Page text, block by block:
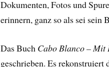
Dokumenten, Fotos und
erinnern, ganz so als sei sein
Das Buch Cabo Blanco – Mit
geschrieben. Es